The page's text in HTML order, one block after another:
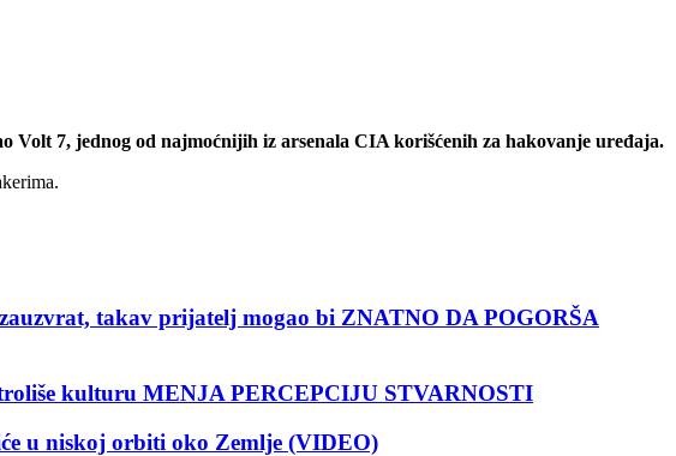
Volt 7, jednog od najmoćnijih iz arsenala CIA korišćenih za hakovanje uređaja.
takav prijatelj mogao bi ZNATNO DA POGORŠA
kulturu MENJA PERCEPCIJU STVARNOSTI
u niskoj orbiti oko Zemlje (VIDEO)